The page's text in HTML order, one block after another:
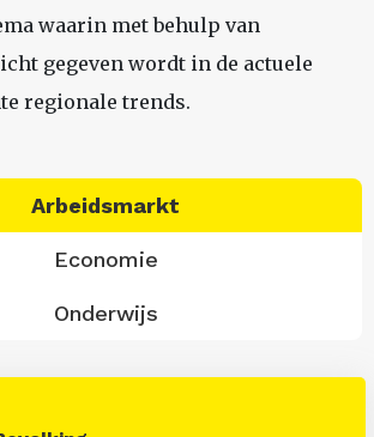
waarin met behulp van
gegeven wordt in de actuele
regionale trends.
Arbeidsmarkt
Economie
Onderwijs